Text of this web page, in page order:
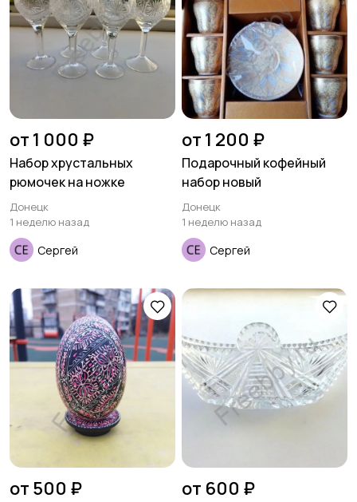
от 1 000 ₽
Набор хрустальных
рюмочек на ножке
Донецк
1 неделю назад
Сергей
от 1 200 ₽
Подарочный кофейный
набор новый
Донецк
1 неделю назад
Сергей
от 500 ₽ от 600 ₽